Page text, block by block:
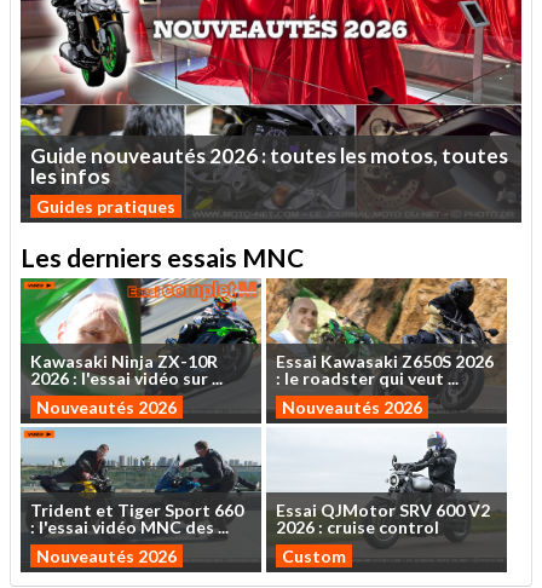
Guidenouveautés2026:touteslesmotos,toutes
lesinfos
Guides pratiques
Les derniers essais MNC
Kawasaki NinjaZX-10R
2026: l'essaividéo sur...
Nouveautés 2026
Essai Kawasaki Z650S 2026
: le roadsterquiveut ...
Nouveautés 2026
Trident et TigerSport 660
: l'essaividéo MNCdes...
Nouveautés 2026
EssaiQJMotorSRV 600V2
2026 : cruise control
Custom